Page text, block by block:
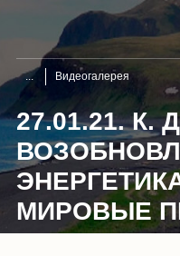
Видеогалерея
27.01.21. К.
МИРОВЫЕ